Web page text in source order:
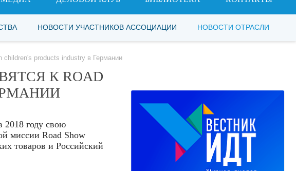
НОВОСТИ УЧАСТНИКОВ АССОЦИАЦИИ НОВОСТИ ОТРАСЛИ
children's products industry в Германии
К ROAD
2018 году свою
миссии Road Show
товаров и Российский